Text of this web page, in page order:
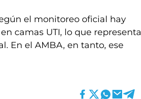
el monitoreo oficial hay
camas UTI, lo que representa
En el AMBA, en tanto, ese